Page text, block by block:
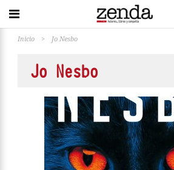
Inicio > Jo Nesbo
Jo Nesbo